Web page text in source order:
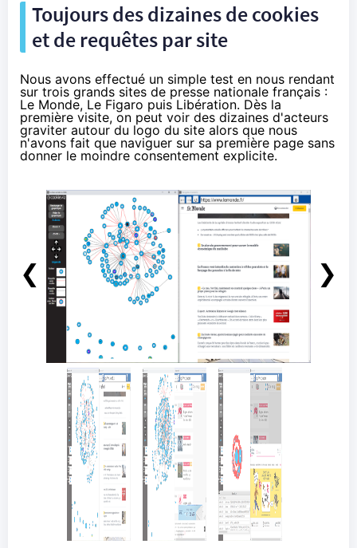
Toujours des dizaines de cookies
et de requêtes par site
Nous avons effectué un simple test en nous rendant
sur trois grands sites de presse nationale français :
Le Monde, Le Figaro puis Libération. Dès la
première visite, on peut voir des dizaines d'acteurs
graviter autour du logo du site alors que nous
n'avons fait que naviguer sur sa première page sans
donner le moindre consentement explicite.
❮ ❯